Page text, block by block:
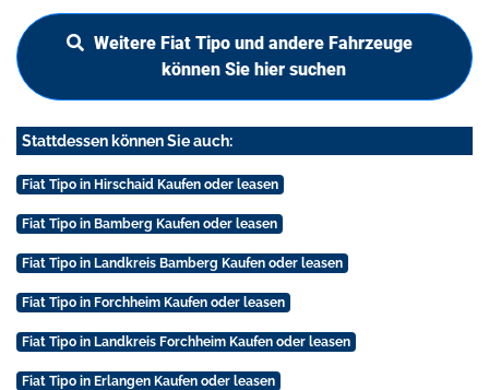
Weitere Fiat Tipo und andere Fahrzeuge
können Sie hier suchen
Stattdessen können Sie auch:
Fiat Tipo in Hirschaid Kaufen oder leasen
Fiat Tipo in Bamberg Kaufen oder leasen
Fiat Tipo in Landkreis Bamberg Kaufen oder leasen
Fiat Tipo in Forchheim Kaufen oder leasen
Fiat Tipo in Landkreis Forchheim Kaufen oder leasen
Fiat Tipo in Erlangen Kaufen oder leasen